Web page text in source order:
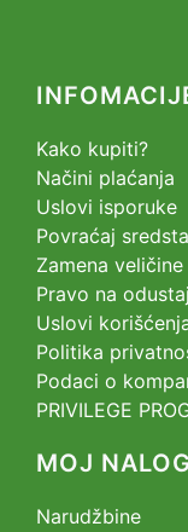
Kako kupiti?
Načini plaćanja
Uslovi isporuke
Povraćaj
Zamena
Pravo na
Uslovi
Politika
Podaci o
PRIVILEGE
MOJ NALOG
Narudžbine